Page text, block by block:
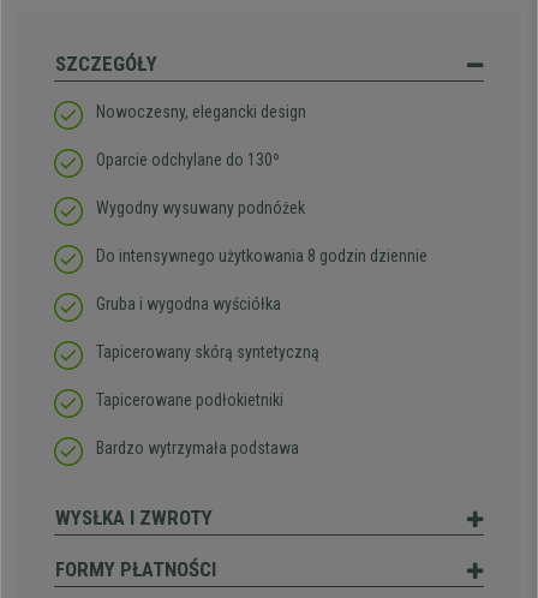
SZCZEGÓŁY
Nowoczesny, elegancki design
Oparcie odchylane do 130º
Wygodny wysuwany podnóżek
Do intensywnego użytkowania 8 godzin dziennie
Gruba i wygodna wyściółka
Tapicerowany skórą syntetyczną
Tapicerowane podłokietniki
Bardzo wytrzymała podstawa
WYSŁKA I ZWROTY
FORMY PŁATNOŚCI